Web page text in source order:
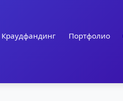
Краудфандинг Портфолио